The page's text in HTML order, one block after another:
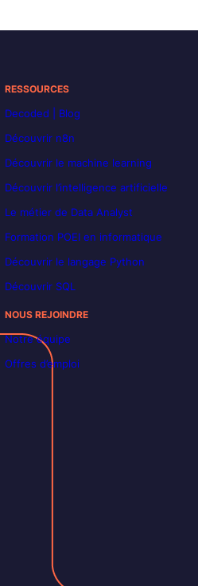
RESSOURCES
Decoded | Blog
Découvrir n8n
Découvrir le machine learning
Découvrir l’intelligence artificielle
Le métier de Data Analyst
Formation POEI en informatique
Découvrir le langage Python
Découvrir SQL
NOUS REJOINDRE
Notre équipe
Offres d’emploi